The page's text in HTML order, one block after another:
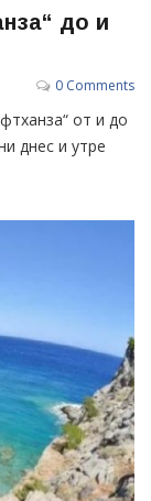
до и
0 Comments
от и до
днес и утре